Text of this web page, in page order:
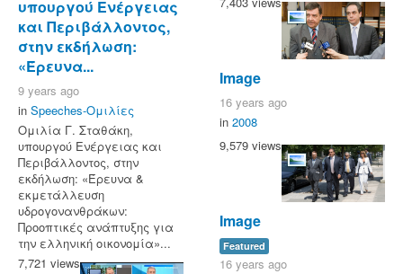
υπουργού Ενέργειας
και Περιβάλλοντος,
στην εκδήλωση:
«Έρευνα...
9 years ago
in Speeches-Ομιλίες
Ομιλία Γ. Σταθάκη,
υπουργού Ενέργειας και
Περιβάλλοντος, στην
εκδήλωση: «Έρευνα &
εκμετάλλευση
υδρογονανθράκων:
Προοπτικές ανάπτυξης για
την ελληνική οικονομία»...
7,721 views
Image
16 years ago
in 2008
9,579 views
Image
Featured
16 years ago